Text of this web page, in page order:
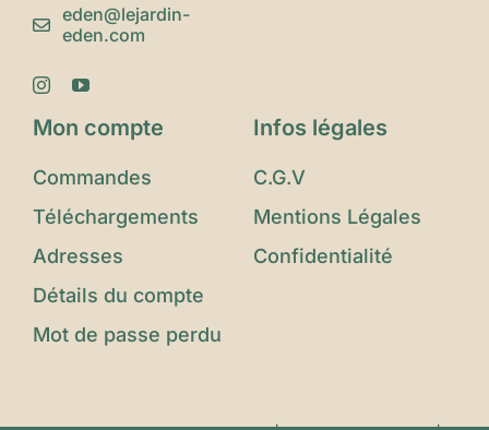
eden@lejardin-
eden.com
Mon compte
Commandes
Téléchargements
Adresses
Détails du compte
Mot de passe perdu
Infos légales
C.G.V
Mentions Légales
Confidentialité